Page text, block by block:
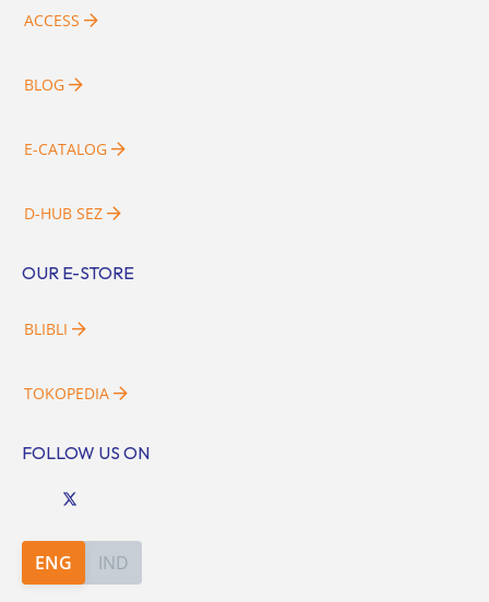
ACCESS
BLOG
E-CATALOG
D-HUB SEZ
OUR E-STORE
BLIBLI
TOKOPEDIA
FOLLOW US ON
ENG IND